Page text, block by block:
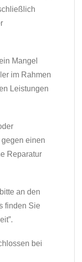
Mangel
im Rahmen
Leistungen
gegen einen
Reparatur
an den
finden Sie
bei